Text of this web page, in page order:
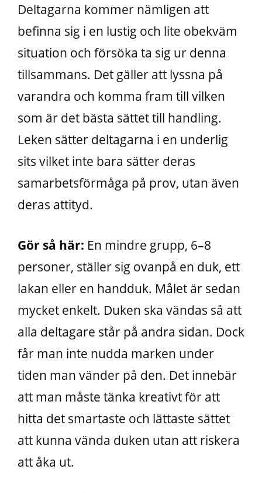
Deltagarna kommer nämligen att
befinna sig i en lustig och lite obekväm
situation och försöka ta sig ur denna
tillsammans. Det gäller att lyssna på
varandra och komma fram till vilken
som är det bästa sättet till handling.
Leken sätter deltagarna i en underlig
sits vilket inte bara sätter deras
samarbetsförmåga på prov, utan även
deras attityd.
Gör så här: En mindre grupp, 6–8
personer, ställer sig ovanpå en duk, ett
lakan eller en handduk. Målet är sedan
mycket enkelt. Duken ska vändas så att
alla deltagare står på andra sidan. Dock
får man inte nudda marken under
tiden man vänder på den. Det innebär
att man måste tänka kreativt för att
hitta det smartaste och lättaste sättet
att kunna vända duken utan att riskera
att åka ut.